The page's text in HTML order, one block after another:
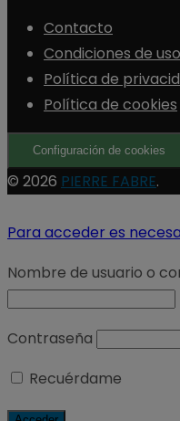
Contacto
Condiciones de uso
Política de
Política de cookies
Configuración de cookies
© 2026 PIERRE FABRE.
Para acceder es
Nombre de usuario o
Contraseña
Recuérdame